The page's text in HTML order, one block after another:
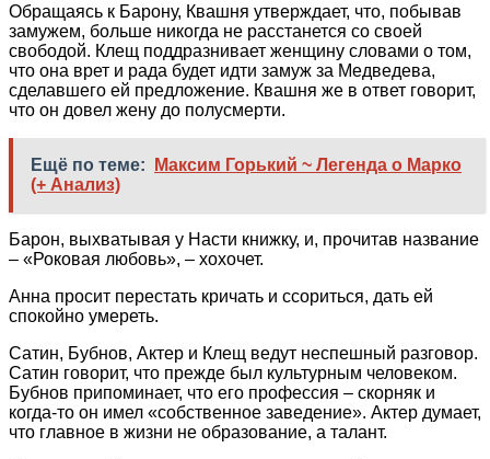
Обращаясь к Барону, Квашня утверждает, что, побывав
замужем, больше никогда не расстанется со своей
свободой. Клещ поддразнивает женщину словами о том,
что она врет и рада будет идти замуж за Медведева,
сделавшего ей предложение. Квашня же в ответ говорит,
что он довел жену до полусмерти.
Ещё по теме:
Максим Горький ~ Легенда о Марко
(+ Анализ)
Барон, выхватывая у Насти книжку, и, прочитав название
– «Роковая любовь», – хохочет.
Анна просит перестать кричать и ссориться, дать ей
спокойно умереть.
Сатин, Бубнов, Актер и Клещ ведут неспешный разговор.
Сатин говорит, что прежде был культурным человеком.
Бубнов припоминает, что его профессия – скорняк и
когда-то он имел «собственное заведение». Актер думает,
что главное в жизни не образование, а талант.